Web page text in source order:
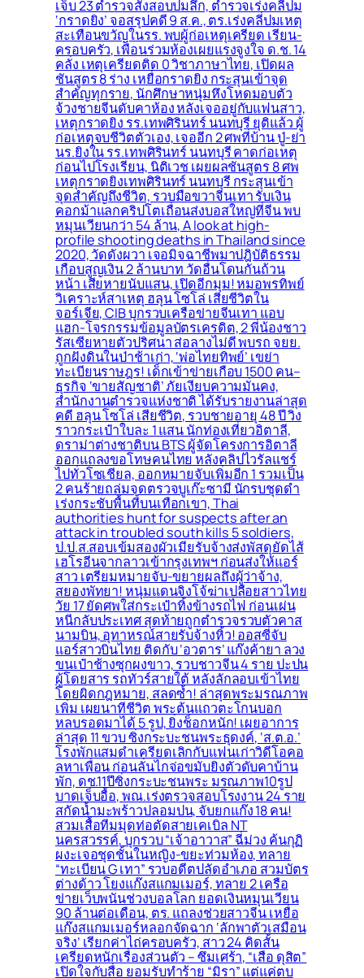
เจ็บ 23 ตำรวจสั่งสอบปมลึก, ตำรวจเร่งคลี่ปม
‘กราดยิง’ จอสรุปคดี 9 ส.ค., ตร.เร่งคลี่ปมเหตุ
สะเทือนขวัญในรร. พบผู้ก่อเหตุเครียด เรียน-
ครอบครัว, เพื่อนร่วมห้องเผยแรงจูงใจ ด.ช. 14
คลั่ง เหตุเครียดติด 0 วิชาภาษาไทย, เปิดผล
ชันสูตร 8 ร่าง เหยื่อกราดยิง กระสุนเข้าจุด
สำคัญทุกราย, นักศึกษาหนุ่มหึงโหดมอบตัว
จ้วงชายจีนดับคาห้อง หลังเจออยู่กับแฟนสาว,
เหตุกราดยิง รร.เทพศิรินทร์ นนทบุรี ยุติแล้ว ผู้
ก่อเหตุจบชีวิตตัวเอง, เจออีก 2 ศพที่บ้าน ปู่-ย่า
นร.ยิงใน รร.เทพศิรินทร์ นนทบุรี คาดก่อเหตุ
ก่อนไปโรงเรียน, นิติเวช เผยผลชันสูตร 8 ศพ
เหตุกราดยิงเทพศิรินทร์ นนทบุรี กระสุนเข้า
จุดสำคัญถึงชีวิต, รวบมือขวาจีนเทา รับเงิน
คอกม้าแลกคริปโตเถื่อนส่งบอสใหญ่ที่จีน พบ
หมุนเวียนกว่า 54 ล้าน, A look at high-
profile shooting deaths in Thailand since
2020, วัดดังผวา เจอมิจฉาชีพมาปฎิบัติธรรม
เกือบสูญเงิน 2 ล้านบาท วัดอื่นโดนกันถ้วน
หน้า เสียหายนับแสน, เปิดอีกมุม! หมอพรทิพย์
วิเคราะห์สาเหตุ ฮลุน โซโล่ เสียชีวิตใน
จอร์เจีย, CIB บุกรวบเครือข่ายจีนเทา แอบ
แฮก-โจรกรรมข้อมูลบัตรเครดิต, 2 พี่น้องชาว
รัสเซียหายตัวปริศนา ส่อลางไม่ดี พบรถ จยย.
ถูกฝังดินในป่าช้าเก่า, ‘พ่อไทยทิพย์’ เขย่า
ทะเบียนราษฎร! เด็กเข้าข่ายเกือบ 1500 คน–
ธุรกิจ ‘ขายสัญชาติ’ ภัยเงียบความมั่นคง,
สำนักงานตำรวจแห่งชาติ ได้รับรายงานล่าสุด
คดี ฮลุน โซโล่ เสียชีวิต, รวบชายอายุ 48 ปี วิ่ง
ราวกระเป๋าใบละ 1 แสน นักท่องเที่ยวอิตาลี,
ดราม่าต่างชาติบน BTS ผู้จัดโครงการอิตาลี
ออกแถลงขอโทษคนไทย หลังคลิปไวรัลแชร์
ไปทั่วโซเชียล, ออกหมายจับเพิ่มอีก 1 รวมเป็น
2 คนร้ายถล่มจุดตรวจบูเก๊ะซามี นักรบชุดดำ
เร่งกระชับพื้่นที่บนเทือกเขา, Thai
authorities hunt for suspects after an
attack in troubled south kills 5 soldiers,
ป.ป.ส.สอบเข้มสองผัวเมียรับจ้างส่งพัสดุยัดไส้
เฮโรอีนจากลาวเข้ากรุงเทพฯ ก่อนส่งให้แอร์
สาว เตรียมหมายจับ-ขยายผลถึงผู้ว่าจ้าง,
สยองพัทยา! หนุ่มแดนจิงโจ้ฆ่าเปลือยสาวไทย
วัย 17 ยัดศพใส่กระเป๋าทิ้งข้างรถไฟ ก่อนเผ่น
หนีกลับประเทศ สุดท้ายถูกตำรวจรวบตัวคาส
นามบิน, อุทาหรณ์สายรับจ้างหิ้ว! ออสซี่จับ
แอร์สาวบินไทย ติดกับ ‘อวตาร’ แก๊งค้ายา ลวง
ขนเป๋าช้างซุกผงขาว, รวบชาวจีน 4 ราย ปะปน
ผู้โดยสาร รถทัวร์สายใต้ หลังลักลอบเข้าไทย
โดยผิดกฎหมาย, สลดซ้ำ! ล่าสุดพระมรณภาพ
เพิ่ม เผยนาทีชีวิต พระต้นแถวตะโกนบอก
หลบรอดมาได้ 5 รูป, ยิ่งช็อกหนัก! เผยอาการ
ล่าสุด 11 ขวบ ซิ่งกระบะชนพระธุดงค์, ‘ส.ต.อ.’
โรงพักแสมดำเครียดเลิกกับแฟนเก่าวิดีโอคอ
ลหาเพื่อน ก่อนลั่นไกจ่อขมับยิงตัวดับคาบ้าน
พัก, ดช.11ปีซิ่งกระบะชนพระ มรณภาพ10รูป
บาดเจ็บอื้อ, พณ.เร่งตรวจสอบโรงงาน 24 ราย
สกัดน้ำมะพร้าวปลอมปน, จับยกแก๊ง 18 คน!
สวมเสื้อทีมมุดท่อตัดสายเคเบิล NT
นครสวรรค์, บุกรวบ “เจ้าอาวาส” ฉี่ม่วง ค้นกุฏิ
ผงะเจอชุดชั้นในหญิง-ขยะท่วมห้อง, ทลาย
“ทะเบียน G เทา” รวบอดีตปลัดอำเภอ สวมบัตร
ต่างด้าว โยงแก๊งสแกมเมอร์, ทลาย 2 เครือ
ข่ายเว็บพนันช่วงบอลโลก ยอดเงินหมุนเวียน
90 ล้านต่อเดือน, ตร. แถลงช่วยสาวจีน เหยื่อ
แก๊งสแกมเมอร์หลอกจัดฉาก ‘ลักพาตัวเสมือน
จริง’ เรียกค่าไถ่ครอบครัว, สาว 24 คิดสั้น
เครียดหนักเรื่องส่วนตัว – ซึมเศร้า, “เสือ ดุสิต”
เปิดใจกับสื่อ ยอมรับทำร้าย “มิรา” แต่แค่ตบ